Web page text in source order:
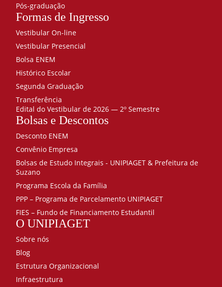
Pós-graduação
Formas de Ingresso
Vestibular On-line
Vestibular Presencial
Bolsa ENEM
Histórico Escolar
Segunda Graduação
Transferência
Edital do Vestibular de 2026 — 2º Semestre
Bolsas e Descontos
Desconto ENEM
Convênio Empresa
Bolsas de Estudo Integrais - UNIPIAGET & Prefeitura de
Suzano
Programa Escola da Família
PPP – Programa de Parcelamento UNIPIAGET
FIES – Fundo de Financiamento Estudantil
O UNIPIAGET
Sobre nós
Blog
Estrutura Organizacional
Infraestrutura